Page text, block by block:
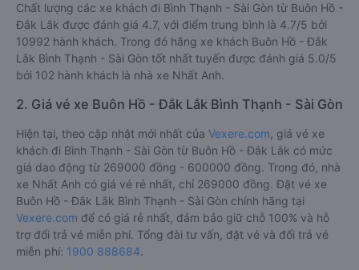
Chất lượng các xe khách đi Bình Thạnh - Sài Gòn từ Buôn Hồ -
Đắk Lắk được đánh giá 4.7, với điểm trung bình là 4.7/5 bởi
10992 hành khách. Trong đó hãng xe khách Buôn Hồ - Đắk
Lắk Bình Thạnh - Sài Gòn tốt nhất tuyến được đánh giá 5.0/5
bởi 102 hành khách là nhà xe Nhất Anh.
2. Giá vé xe Buôn Hồ - Đắk Lắk Bình Thạnh - Sài Gòn
Hiện tại, theo cập nhật mới nhất của Vexere.com , giá vé xe
khách đi Bình Thạnh - Sài Gòn từ Buôn Hồ - Đắk Lắk có mức
giá dao động từ 269000 đồng - 600000 đồng. Trong đó, nhà
xe Nhất Anh có giá vé rẻ nhất, chỉ 269000 đồng. Đặt vé xe
Buôn Hồ - Đắk Lắk Bình Thạnh - Sài Gòn chính hãng tại
Vexere.com để có giá rẻ nhất, đảm bảo giữ chỗ 100% và hỗ
trợ đổi trả vé miễn phí. Tổng đài tư vấn, đặt vé và đổi trả vé
miễn phí: 1900 888684.